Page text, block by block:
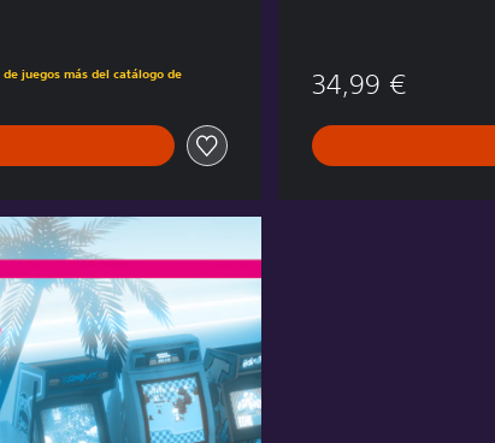
juegos más del catálogo de
34,99 €